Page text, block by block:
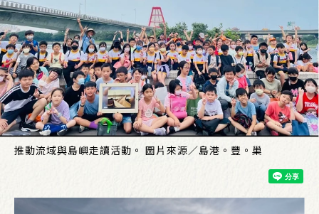
推動流域與島嶼走讀活動。 圖片來源／島港。豐。巢